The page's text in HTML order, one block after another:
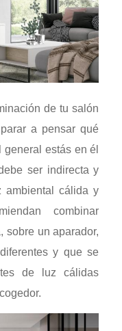
de tu salón
a pensar qué
estás en él
ser indirecta y
cálida y
combinar
sobre un aparador,
y que se
de luz cálidas